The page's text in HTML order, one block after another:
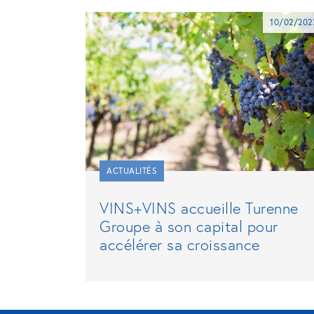
10/02/
ACTUALITÉS
VINS+VINS accueille Turenne
Groupe à son capital pour
accélérer sa croissance